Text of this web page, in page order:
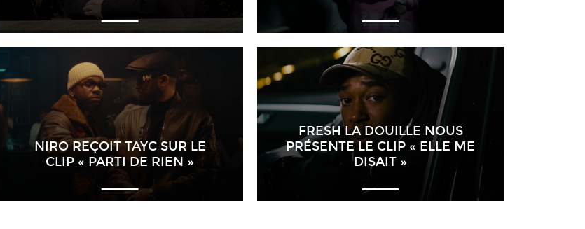
NIRO REÇOIT TAYC SUR LE
CLIP « PARTI DE RIEN »
FRESH LA DOUILLE NOUS
PRÉSENTE LE CLIP « ELLE ME
DISAIT »